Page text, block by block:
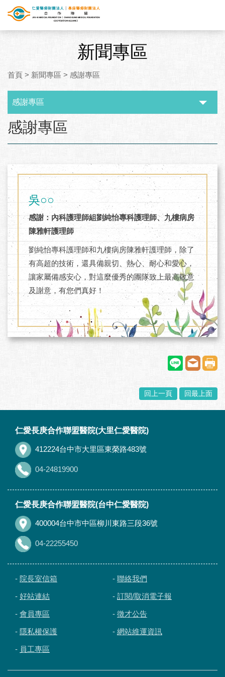
新聞專區
首頁 > 新聞專區 > 感謝專區
感謝專區
感謝專區
吳○○
感謝：內科護理師組劉純怡專科護理師、九樓病房
陳雅軒護理師
劉純怡專科護理師和九樓病房陳雅軒護理師，除了
有高超的技術，還具備親切、熱心、耐心和愛心，
讓家屬備感安心，對這麼優秀的團隊致上最高敬意
及謝意，有您們真好！
回上一頁 回最上面
仁愛長庚合作聯盟醫院(大里仁愛醫院)
412224台中市大里區東榮路483號
04-24819900
仁愛長庚合作聯盟醫院(台中仁愛醫院)
400004台中市中區柳川東路三段36號
04-22255450
- 院長室信箱 - 聯絡我們
- 好站連結 - 訂閱/取消電子報
- 會員專區 - 徵才公告
- 隱私權保護 - 網站維運資訊
- 員工專區